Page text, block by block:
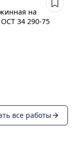
на
34 290-75
все работы